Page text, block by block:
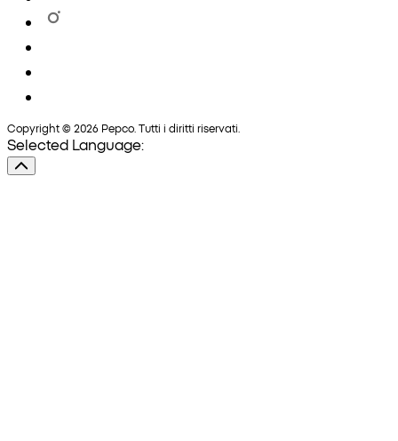
Copyright © 2026 Pepco. Tutti i diritti riservati.
Selected Language: